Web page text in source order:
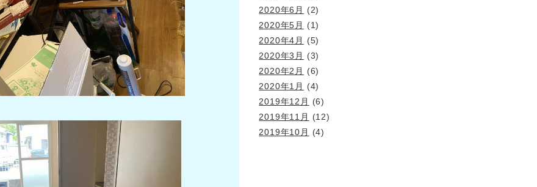
2020年6月
(2)
2020年5月
(1)
2020年4月
(5)
2020年3月
(3)
2020年2月
(6)
2020年1月
(4)
2019年12月
(6)
2019年11月
(12)
2019年10月
(4)